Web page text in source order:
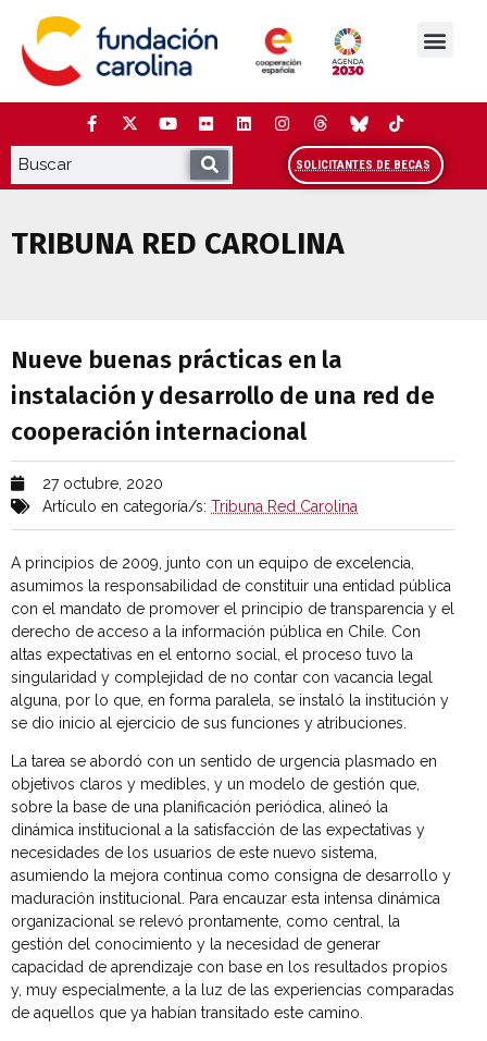
contenido
SOLICITANTES DE BECAS
TRIBUNA RED CAROLINA
Nueve buenas prácticas en la
instalación y desarrollo de una red de
cooperación internacional
27 octubre, 2020
Artículo en categoría/s: Tribuna Red Carolina
A principios de 2009, junto con un equipo de excelencia,
asumimos la responsabilidad de constituir una entidad pública
con el mandato de promover el principio de transparencia y el
derecho de acceso a la información pública en Chile. Con
altas expectativas en el entorno social, el proceso tuvo la
singularidad y complejidad de no contar con vacancia legal
alguna, por lo que, en forma paralela, se instaló la institución y
se dio inicio al ejercicio de sus funciones y atribuciones.
La tarea se abordó con un sentido de urgencia plasmado en
objetivos claros y medibles, y un modelo de gestión que,
sobre la base de una planificación periódica, alineó la
dinámica institucional a la satisfacción de las expectativas y
necesidades de los usuarios de este nuevo sistema,
asumiendo la mejora continua como consigna de desarrollo y
maduración institucional. Para encauzar esta intensa dinámica
organizacional se relevó prontamente, como central, la
gestión del conocimiento y la necesidad de generar
capacidad de aprendizaje con base en los resultados propios
y, muy especialmente, a la luz de las experiencias comparadas
de aquellos que ya habían transitado este camino.